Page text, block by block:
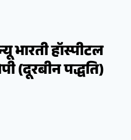
भारती हॉस्पीटल
(दूरबीन पद्धति)